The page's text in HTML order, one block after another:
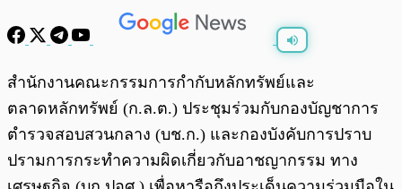
สำนักงานคณะกรรมการกำกับหลักทรัพย์และ
ตลาดหลักทรัพย์ (ก.ล.ต.) ประชุมร่วมกับกองบัญชาการ
ตำรวจสอบสวนกลาง (บช.ก.) และกองบังคับการปราบ
ปรามการกระทำความผิดเกี่ยวกับอาชญากรรม ทาง